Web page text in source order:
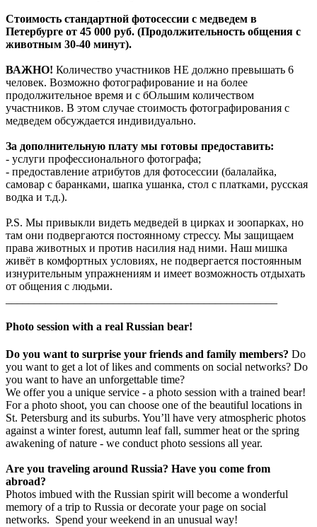
Стоимость стандартной фотосессии с медведем в
Петербурге от 45 000 руб. (Продолжительность общения с
животным 30-40 минут).
ВАЖНО! Количество участников НЕ должно превышать 6
человек. Возможно фотографирование и на более
продолжительное время и с бОльшим количеством
участников. В этом случае стоимость фотографирования с
медведем обсуждается индивидуально.
За дополнительную плату мы готовы предоставить:
- услуги профессионального фотографа;
- предоставление атрибутов для фотосессии (балалайка,
самовар с баранками, шапка ушанка, стол с платками, русская
водка и т.д.).
P.S. Мы привыкли видеть медведей в цирках и зоопарках, но
там они подвергаются постоянному стрессу. Мы защищаем
права животных и против насилия над ними. Наш мишка
живёт в комфортных условиях, не подвергается постоянным
изнурительным упражнениям и имеет возможность отдыхать
от общения с людьми.
Photo session with a real Russian bear!
Do you want to surprise your friends and family members? Do
you want to get a lot of likes and comments on social networks? Do
you want to have an unforgettable time?
We offer you a unique service - a photo session with a trained bear!
For a photo shoot, you can choose one of the beautiful locations in
St. Petersburg and its suburbs. You’ll have very atmospheric photos
against a winter forest, autumn leaf fall, summer heat or the spring
awakening of nature - we conduct photo sessions all year.
Are you traveling around Russia? Have you come from
abroad?
Photos imbued with the Russian spirit will become a wonderful
memory of a trip to Russia or decorate your page on social
networks. Spend your weekend in an unusual way!